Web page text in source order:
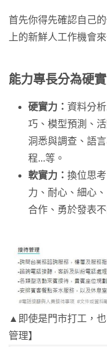
首先你得先確認自己
上的新鮮人工作機會
能力專長分為硬
硬實力： 資料分
巧、模型預測、
洞悉與調查、語
程...等。
軟實力： 換位思
力、耐心、細心
合作、勇於發表
▲即使是門市打工，
管理】